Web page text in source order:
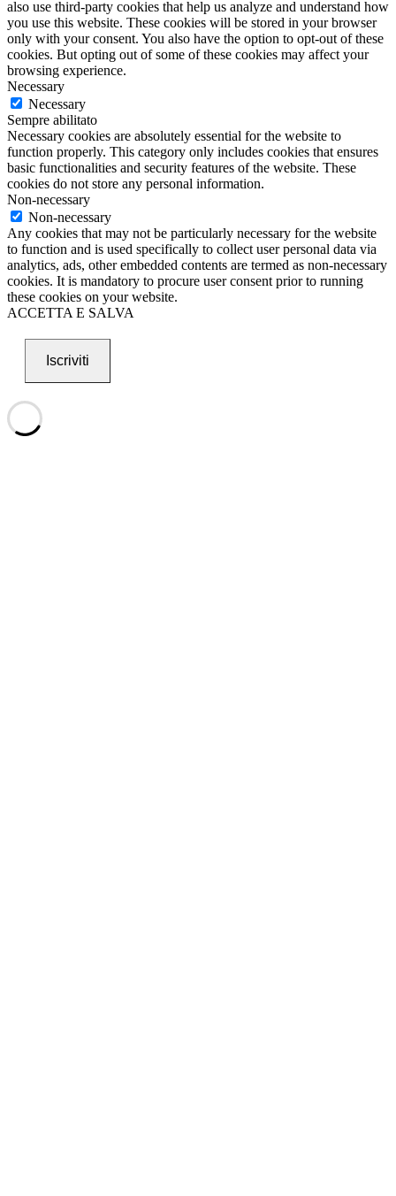
also use third-party cookies that help us analyze and understand how
you use this website. These cookies will be stored in your browser
only with your consent. You also have the option to opt-out of these
cookies. But opting out of some of these cookies may affect your
browsing experience.
Necessary
Necessary
Sempre abilitato
Necessary cookies are absolutely essential for the website to
function properly. This category only includes cookies that ensures
basic functionalities and security features of the website. These
cookies do not store any personal information.
Non-necessary
Non-necessary
Any cookies that may not be particularly necessary for the website
to function and is used specifically to collect user personal data via
analytics, ads, other embedded contents are termed as non-necessary
cookies. It is mandatory to procure user consent prior to running
these cookies on your website.
ACCETTA E SALVA
Iscriviti